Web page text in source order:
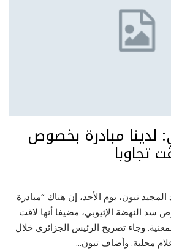
لدينا مبادرة بخصوص
تجاوبا
تبون، يوم الأحد، إن هناك “مبادرة
سد النهضة الإثيوبي، مضيفا أنها لاقت
وجاء تصريح الرئيس الجزائري خلال
محلية. وأضاف تبون…